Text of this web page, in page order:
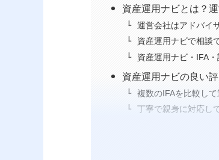
資産運用ナビとは？
運営会社はアドバイ
資産運用ナビで相談
資産運用ナビ・IFA
資産運用ナビの良い
複数のIFAを比較し
丁寧で親身に対応し